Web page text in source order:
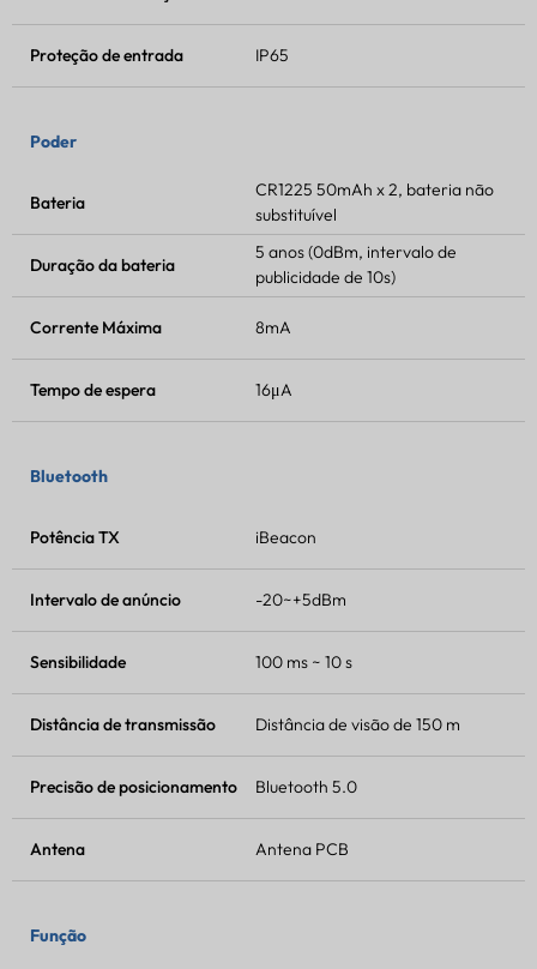
Proteção de entrada IP65
Poder
Bateria
CR1225 50mAh x 2, bateria não
substituível
Duração da bateria
5 anos (0dBm, intervalo de
publicidade de 10s)
Corrente Máxima 8mA
Tempo de espera 16μA
Bluetooth
Potência TX iBeacon
Intervalo de anúncio -20~+5dBm
Sensibilidade 100 ms ~ 10 s
Distância de transmissão Distância de visão de 150 m
Precisão de posicionamento Bluetooth 5.0
Antena Antena PCB
Função